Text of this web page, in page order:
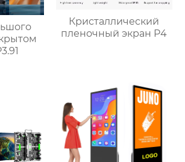
Кристаллический
пленочный экран P4